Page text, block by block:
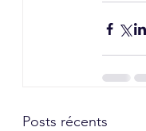
Posts récents